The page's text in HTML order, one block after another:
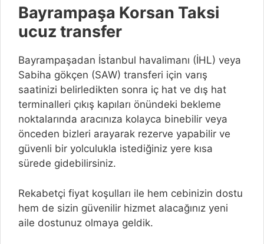
Bayrampaşa Korsan Taksi
ucuz transfer
Bayrampaşadan İstanbul havalimanı (İHL) veya
Sabiha gökçen (SAW) transferi için varış
saatinizi belirledikten sonra iç hat ve dış hat
terminalleri çıkış kapıları önündeki bekleme
noktalarında aracınıza kolayca binebilir veya
önceden bizleri arayarak rezerve yapabilir ve
güvenli bir yolculukla istediğiniz yere kısa
sürede gidebilirsiniz.
Rekabetçi fiyat koşulları ile hem cebinizin dostu
hem de sizin güvenilir hizmet alacağınız yeni
aile dostunuz olmaya geldik.